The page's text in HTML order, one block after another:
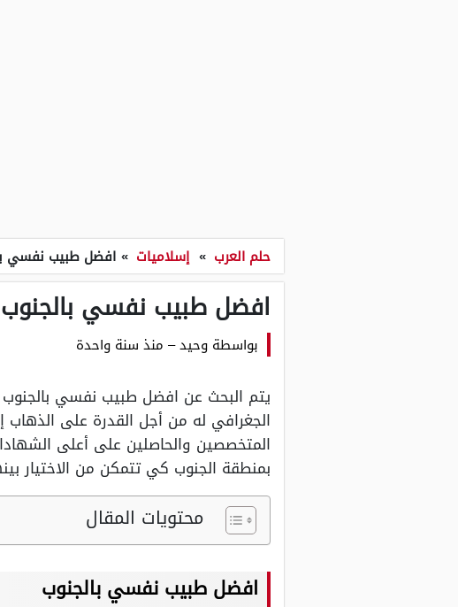
حلم العرب » إسلاميات » افضل طبيب نفسي
افضل طبيب نفسي بالجنوب
بواسطة وحيد– منذ سنة واحدة
يتم البحث عن افضل طبيب نفسي
الجغرافي له من أجل القدرة على الذهاب
المتخصصين والحاصلين على أعلى
بمنطقة الجنوب كي تتمكن من الاختيار
محتويات المقال
افضل طبيب نفسي بالجنوب